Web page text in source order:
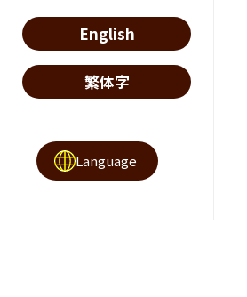
English
繁体字
Language